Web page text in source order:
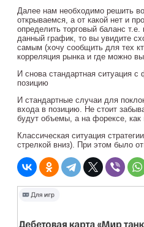
Далее нам необходимо решить
открываемся, а от какой нет и
определить торговый баланс
данный график, то вы увидите
самым (хочу сообщить для тех
корреляция рынка и где можно
И снова стандартная ситуация
позицию
И стандартные случаи для
входа в позицию. Не стоит
будут объемы, а на форексе, как
Классическая ситуация
стрелкой вниз). При этом было